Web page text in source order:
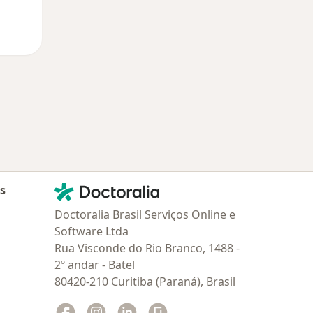
Contato
Doctoralia - Homepage
Doctoralia Brasil Serviços Online e
Software Ltda
Rua Visconde do Rio Branco, 1488 -
2º andar - Batel
80420-210 Curitiba (Paraná), Brasil
Facebook
abre num novo separador
Instagram
abre num novo separador
Linkedin
abre num novo separador